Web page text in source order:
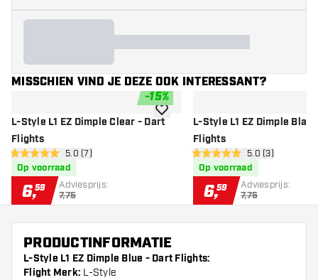
MISSCHIEN VIND JE DEZE OOK INTERESSANT?
-15%
L-Style L1 EZ Dimple Clear - Dart
Flights
open reviews drawer
5 score sterren5.0 (7)
Op voorraad
6,59 Adviesprijs:
7,75
toevoegen aan verlanglijst
L-Style L1 EZ Dimple
Flights
open reviews
5 score sterren5.0 (3)
Op voorraad
6,59 Adviesprijs:
7,75
PRODUCTINFORMATIE
L-Style L1 EZ Dimple Blue - Dart Flights:
Flight Merk: L-Style